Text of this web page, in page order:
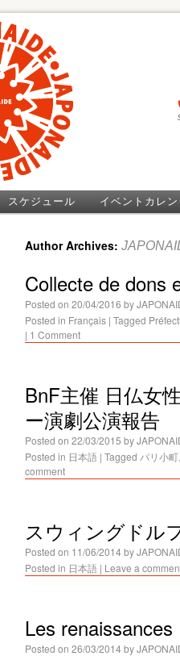
スケジュール イベントカレン
Author Archives:
Collecte de dons
Posted on 20/04/2016 by
Posted in Français | Tagged
| 1 Comment
BnF主催 日仏女
ー演劇公演報告
Posted on 22/03/2015 by
Posted in 日本語 | Tagged パリ小町,
comment
スウィングドル
Posted on 11/06/2014by
Posted in 日本語 | Leave a
Les
Posted on 26/03/2014by